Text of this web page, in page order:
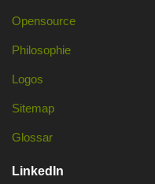
Opensource
Philosophie
Logos
Sitemap
Glossar
LinkedIn